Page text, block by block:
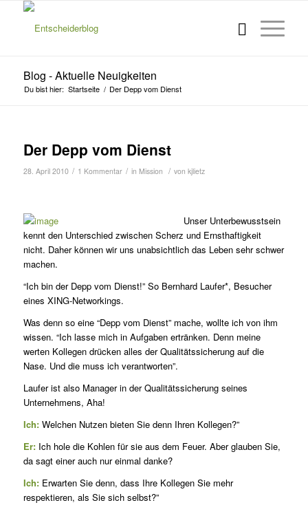
Blog - Aktuelle Neuigkeiten
Du bist hier: Startseite / Der Depp vom Dienst
Der Depp vom Dienst
28. April 2010 / 1 Kommentar / in Mission / von kjlietz
Unser Unterbewusstsein
kennt den Unterschied zwischen Scherz und Ernsthaftigkeit
nicht. Daher können wir uns unabsichtlich das Leben sehr schwer
machen.
“Ich bin der Depp vom Dienst!” So Bernhard Laufer*, Besucher
eines XING-Networkings.
Was denn so eine “Depp vom Dienst” mache, wollte ich von ihm
wissen. “Ich lasse mich in Aufgaben ertränken. Denn meine
werten Kollegen drücken alles der Qualitätssicherung auf die
Nase. Und die muss ich verantworten”.
Laufer ist also Manager in der Qualitätssicherung seines
Unternehmens, Aha!
Ich:Welchen Nutzen bieten Sie denn Ihren Kollegen?”
Er:Ich hole die Kohlen für sie aus dem Feuer. Aber glauben Sie,
da sagt einer auch nur einmal danke?
Ich:Erwarten Sie denn, dass Ihre Kollegen Sie mehr
respektieren, als Sie sich selbst?”